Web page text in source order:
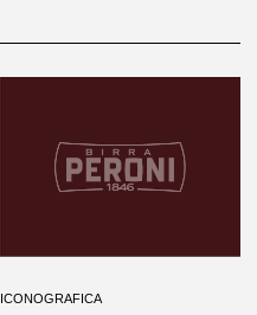
ICONOGRAFICA